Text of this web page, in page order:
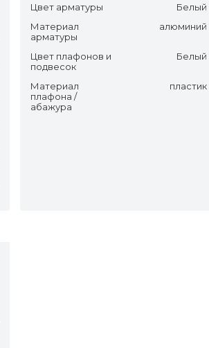
Цвет арматуры
Белый
Материал
арматуры
алюминий
Цвет плафонов и
подвесок
Белый
Материал
плафона /
абажура
пластик